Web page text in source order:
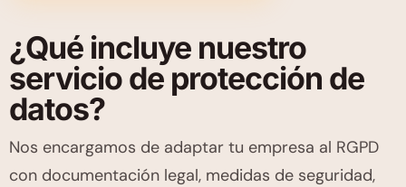
¿Qué incluye nuestro
servicio de protección de
datos?
Nos encargamos de adaptar tu empresa al RGPD
con documentación legal, medidas de seguridad,